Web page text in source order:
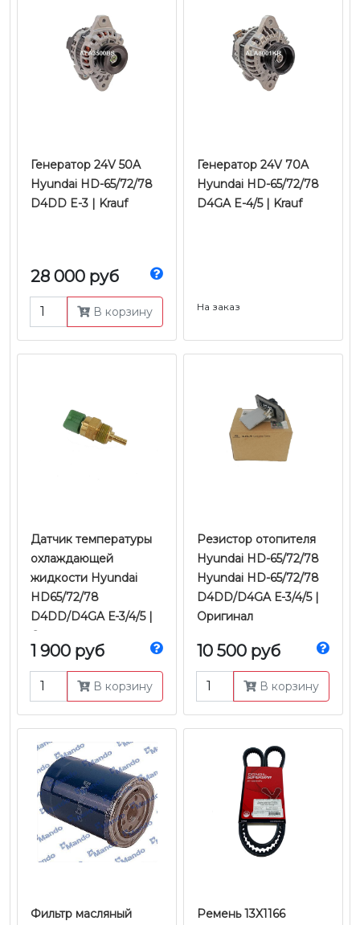
Генератор 24V 50A
Hyundai HD-65/72/78
D4DD E-3 | Krauf
28 000 руб
В корзину
Генератор 24V 70A
Hyundai HD-65/72/78
D4GA E-4/5 | Krauf
На заказ
Датчик температуры
охлаждающей
жидкости Hyundai
HD65/72/78
D4DD/D4GA Е-3/4/5 |
Оригинал
1 900 руб
В корзину
Резистор отопителя
Hyundai HD-65/72/78
Hyundai HD-65/72/78
D4DD/D4GA Е-3/4/5 |
Оригинал
10 500 руб
В корзину
Фильтр масляный
Ремень 13X1166